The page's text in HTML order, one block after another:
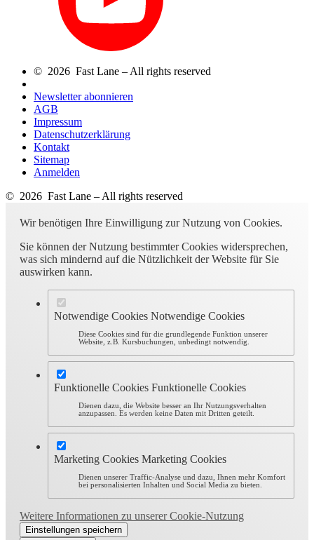
© 2026 Fast Lane – All rights reserved
Newsletter abonnieren
AGB
Impressum
Datenschutzerklärung
Kontakt
Sitemap
Anmelden
© 2026 Fast Lane – All rights reserved
Wir benötigen Ihre Einwilligung zur Nutzung von Cookies.
Sie können der Nutzung bestimmter Cookies widersprechen,
was sich mindernd auf die Nützlichkeit der Website für Sie
auswirken kann.
Notwendige Cookies Notwendige Cookies
Diese Cookies sind für die grundlegende Funktion unserer
Website, z.B. Kursbuchungen, unbedingt notwendig.
Funktionelle Cookies Funktionelle Cookies
Dienen dazu, die Website besser an Ihr Nutzungsverhalten
anzupassen. Es werden keine Daten mit Dritten geteilt.
Marketing Cookies Marketing Cookies
Dienen unserer Traffic-Analyse und dazu, Ihnen mehr Komfort
bei personalisierten Inhalten und Social Media zu bieten.
Weitere Informationen zu unserer Cookie-Nutzung